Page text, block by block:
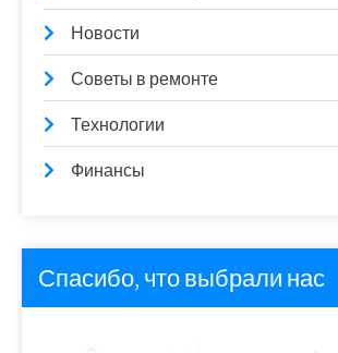
Новости
Советы в ремонте
Технологии
Финансы
Спасибо, что выбрали нас